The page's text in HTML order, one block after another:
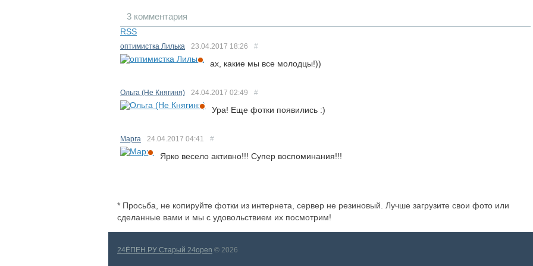
3 комментария
RSS
оптимистка Лилька 23.04.2017 18:26 #
ах, какие мы все молодцы!))
Ольга (Не Княгиня) 24.04.2017 02:49 #
Ура! Еще фотки появились :)
Марга 24.04.2017 04:41 #
Ярко весело активно!!! Супер воспоминания!!!
* Просьба, не копируйте фотки из интернета, сервер не резиновый. Лучше загрузите свои фото или
сделанные вами и мы с удовольствием их посмотрим!
24ЁПЕН.РУ Старый 24open © 2026